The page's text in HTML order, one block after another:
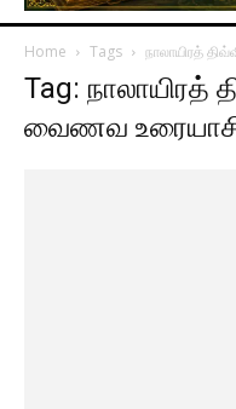
Home Tags நாலாயிரத்
Tag: நாலாயிரத்
வைணவ